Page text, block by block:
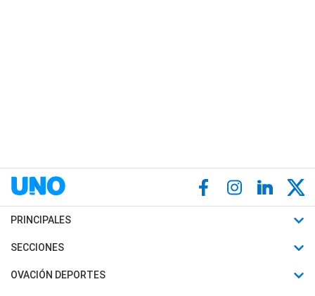
PRINCIPALES
Últimas Noticias
Política
SECCIONES
Horóscopo
OVACIÓN DEPORTES